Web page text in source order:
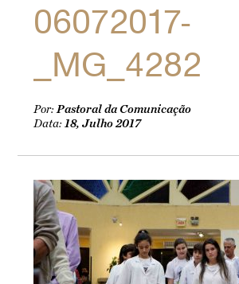
06072017-
_MG_4282
Por:Pastoral da Comunicação
Data:18, Julho 2017